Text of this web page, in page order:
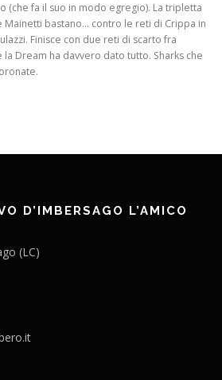
(che fa il suo in modo egregio). La tripletta
Mainetti bastano… contro le reti di Crippa in
Finisce con due reti di scarto fra
Dream ha davvero dato tutto. Sharks che
D’IMBERSAGO L’AMICO
(LC)